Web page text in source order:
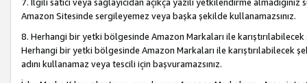
Amazon Sitesinde sergileyemez veya başka şekilde kullanamazsınız.
8. Herhangi bir yetki bölgesinde Amazon Markaları ile
Herhangi bir yetki bölgesinde Amazon Markaları ile karıştırılabilecek
adını kullanamaz veya tescili için başvuramazsınız.